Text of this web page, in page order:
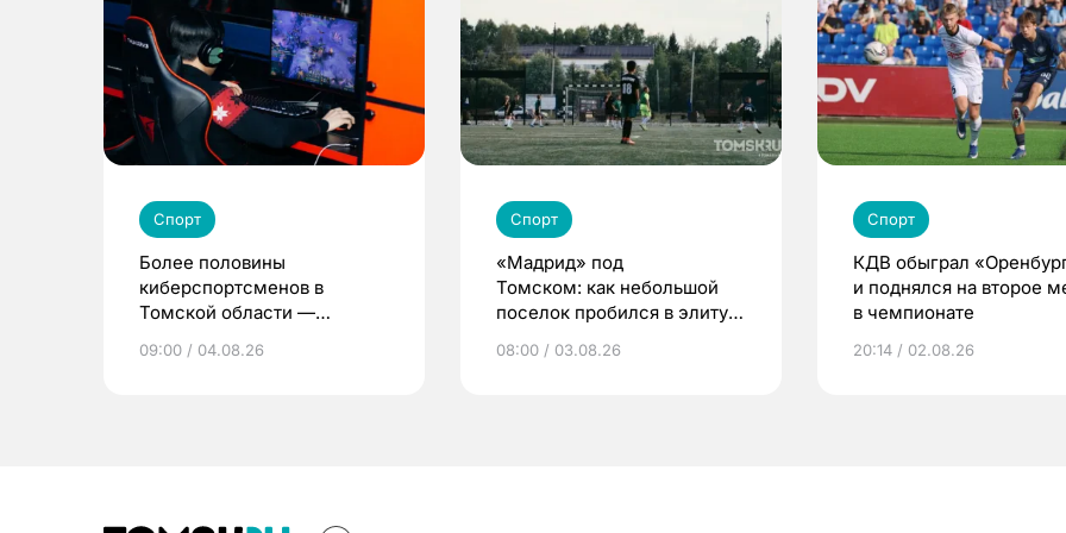
Спорт
Более половины
киберспортсменов в
Томской области —
09:00 / 04.08.26
Спорт
«Мадрид» под
Томском: как небольшой
поселок пробился в элиту
08:00 / 03.08.26
Спорт
КДВ обыграл
и поднялся на второе
в чемпионате
20:14 / 02.08.26